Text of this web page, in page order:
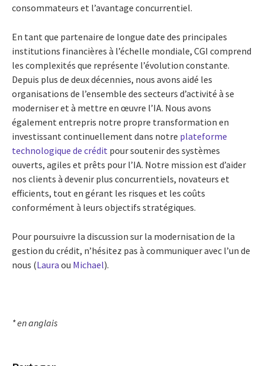
consommateurs et l’avantage concurrentiel.
En tant que partenaire de longue date des principales
institutions financières à l’échelle mondiale, CGI comprend
les complexités que représente l’évolution constante.
Depuis plus de deux décennies, nous avons aidé les
organisations de l’ensemble des secteurs d’activité à se
moderniser et à mettre en œuvre l’IA. Nous avons
également entrepris notre propre transformation en
investissant continuellement dans notre plateforme
technologique de crédit pour soutenir des systèmes
ouverts, agiles et prêts pour l’IA. Notre mission est d’aider
nos clients à devenir plus concurrentiels, novateurs et
efficients, tout en gérant les risques et les coûts
conformément à leurs objectifs stratégiques.
Pour poursuivre la discussion sur la modernisation de la
gestion du crédit, n’hésitez pas à communiquer avec l’un de
nous (Laura ou Michael).
* en anglais